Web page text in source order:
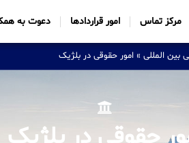
مرکز تماس امور قراردادها دعوت به
بین المللی » امور حقوقی در بلژیک